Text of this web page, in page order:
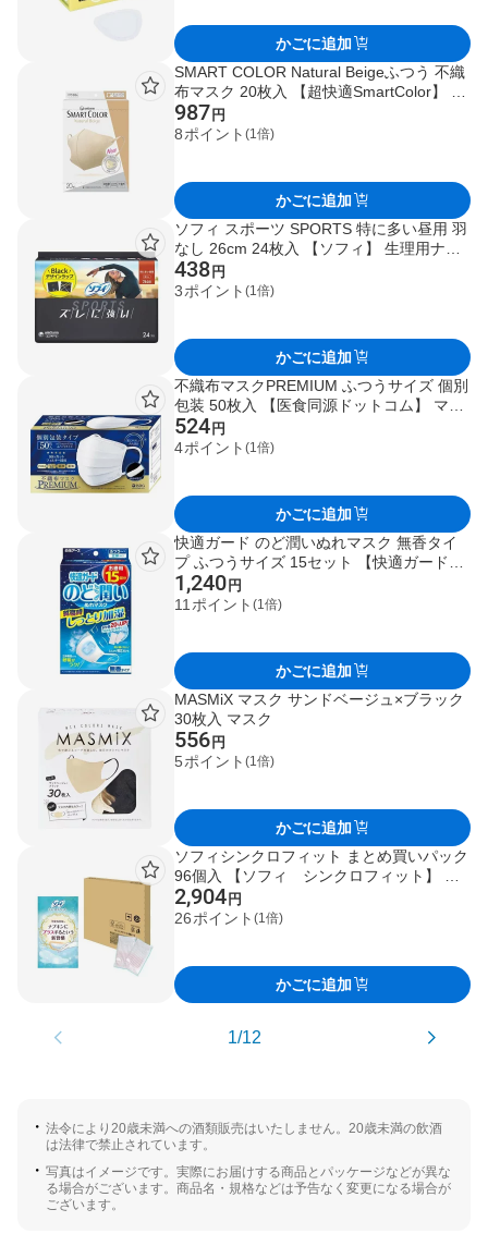
かごに追加
SMART COLOR Natural Beigeふつう 不織
布マスク 20枚入 【超快適SmartColor】 マ
スク 形状・素材別
987 円
8ポイント (1倍)
かごに追加
ソフィ スポーツ SPORTS 特に多い昼用 羽
なし 26cm 24枚入 【ソフィ】 生理用ナプ
キン
438 円
3ポイント (1倍)
かごに追加
不織布マスクPREMIUM ふつうサイズ 個別
包装 50枚入 【医食同源ドットコム】 マス
ク
524 円
4ポイント (1倍)
かごに追加
快適ガード のど潤いぬれマスク 無香タイ
プ ふつうサイズ 15セット 【快適ガード】
マスク
1,240 円
11 ポイント (1倍)
かごに追加
MASMiX マスク サンドベージュ×ブラック
30枚入 マスク
556 円
5ポイント (1倍)
かごに追加
ソフィシンクロフィット まとめ買いパック
96個入 【ソフィ シンクロフィット】 生
理用ナプキン
2,904 円
26ポイント (1倍)
かごに追加
1/12
法令により20歳未満への酒類販売はいたしません。20歳未満の飲酒
は法律で禁止されています。
写真はイメージです。実際にお届けする商品とパッケージなどが異な
る場合がございます。商品名・規格などは予告なく変更になる場合が
ございます。